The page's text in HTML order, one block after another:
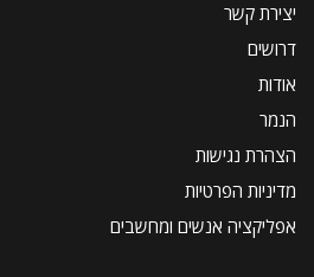
יצירת קשר
דרושים
אודות
הנמר
הצהרת נגישות
מדיניות הפרטיות
אפליקציה אנשים ומחשבים